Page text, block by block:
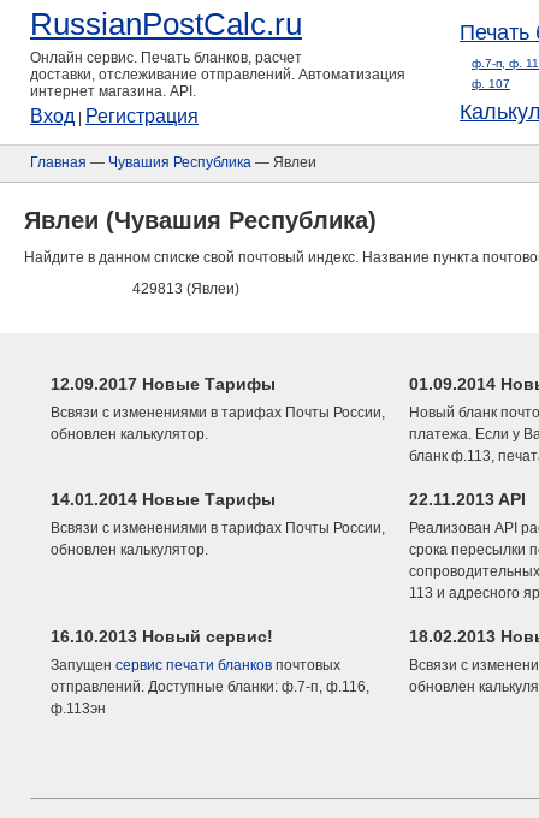
RussianPostCalc.ru
Онлайн сервис. Печать бланков, расчет
доставки, отслеживание отправлений. Автоматизация
интернет магазина. API.
Вход Регистрация
Печать
ф.7-п, ф.
ф. 107
Главная — Чувашия Республика — Явлеи
Явлеи (Чувашия Республика)
Найдите в данном списке свой почтовый индекс. Название пункта
429813 (Явлеи)
12.09.2017 Новые Тарифы
Всвязи с изменениями в тарифах Почты России,
обновлен калькулятор.
01.09.2014
Новый бланк
платежа. Если у
бланк ф.113,
14.01.2014 Новые Тарифы
Всвязи с изменениями в тарифах Почты России,
обновлен калькулятор.
22.11.2013 API
Реализован API
срока пересылки
113 и адресного
16.10.2013 Новый сервис!
Запущен сервис печати бланков почтовых
отправлений. Доступные бланки: ф.7-п, ф.116,
ф.113эн
18.02.2013
Всвязи с
обновлен